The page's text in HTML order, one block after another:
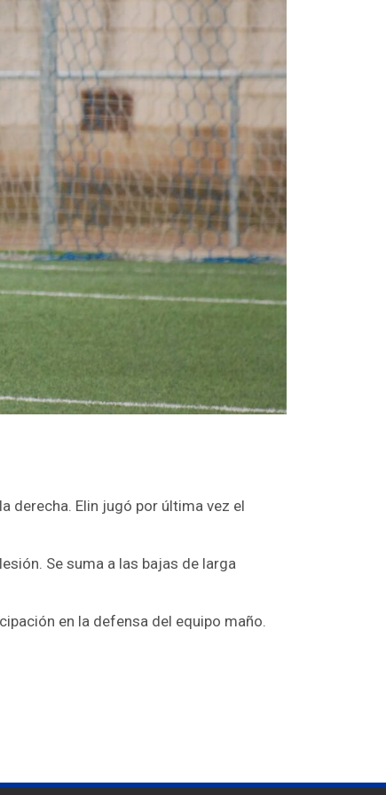
derecha. Elin jugó por última vez el
Se suma a las bajas de larga
en la defensa del equipo maño.